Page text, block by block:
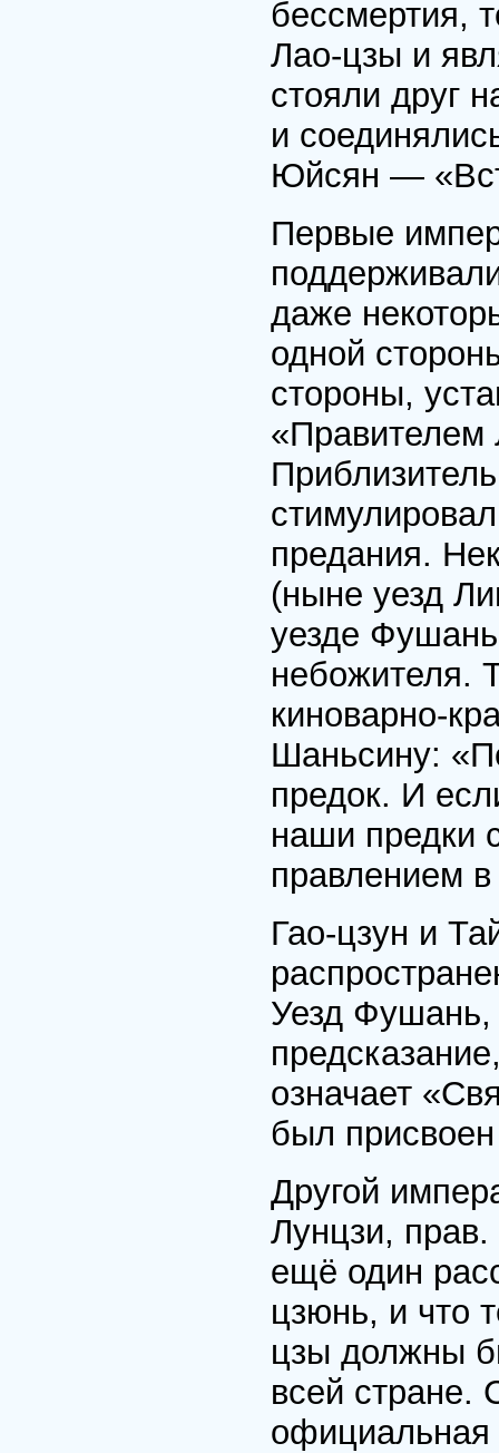
бессмертия,
Лао-цзы и
стояли друг
и
Юйсян —
Первые
даже
одной
стороны,
предания.
(ныне уезд
уезде
небожителя.
киноварно-
Шаньсину:
предок. И
наши предки
правлением
Гао-цзун и
Уезд Фушань,
означает
был
Другой
Лунцзи, прав.
ещё один
цзюнь, и что
цзы должны
всей стране.
официальная